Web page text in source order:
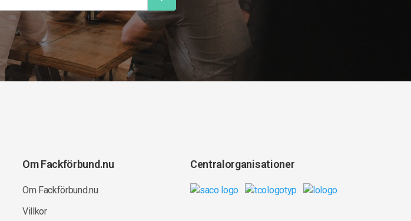
Om Fackförbund.nu
Om Fackförbund.nu
Villkor
Centralorganisationer